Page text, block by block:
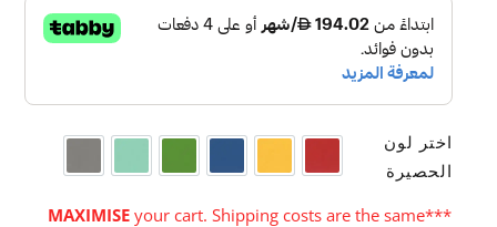
اختر لون
الحصيرة
أحمر أصفر أزرق أخضر فيروزي رمادي
***
MAXIMISEyour cart. Shipping costs are the same